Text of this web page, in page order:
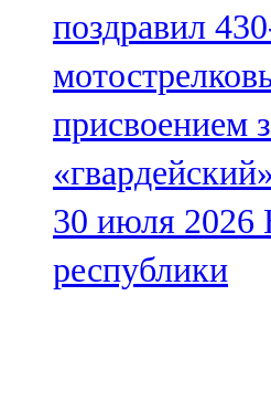
поздравил
присвоением
30 июля 2026
республики